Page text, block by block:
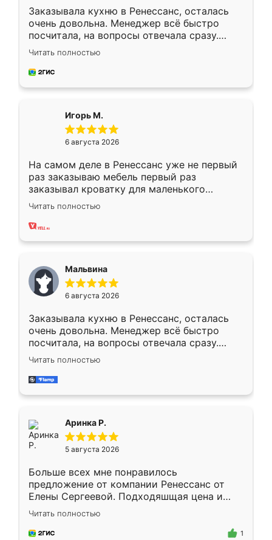
Заказывала кухню в Ренессанс, осталась
очень довольна. Менеджер всё быстро
посчитала, на вопросы отвечала сразу.
Замерщик приехал в субботу, подошёл к
делу со всей ответственностью. Собрали
за день, ребята работали аккуратно, даже
Читать полностью
Игорь М.
6 августа 2026
На самом деле в Ренессанс уже не первый
раз заказываю мебель первый раз
заказывал кроватку для маленького
ребёнка при его рождении ,во второй раз
заказал шкаф-купе. По качеству очень
хорошее сборка достаточно быстрая,
меньше, здесь же он более разнообразный.
Мне нравится ,если что-то потребуется из
мебели буду заказывать только здесь.
Читать полностью
Мальвина
6 августа 2026
Заказывала кухню в Ренессанс, осталась
очень довольна. Менеджер всё быстро
посчитала, на вопросы отвечала сразу.
Замерщик приехал в субботу, подошёл к
делу со всей ответственностью. Собрали
за день, ребята работали аккуратно, даже
Читать полностью
Аринка Р.
5 августа 2026
Больше всех мне понравилось
предложение от компании Ренессанс от
Елены Сергеевой. Подходяшщая цена и
короткие сроки изготовления. Приехавший
для замера сотрудник Владислав
предложил по моему эскизу самый
Читать полностью
1